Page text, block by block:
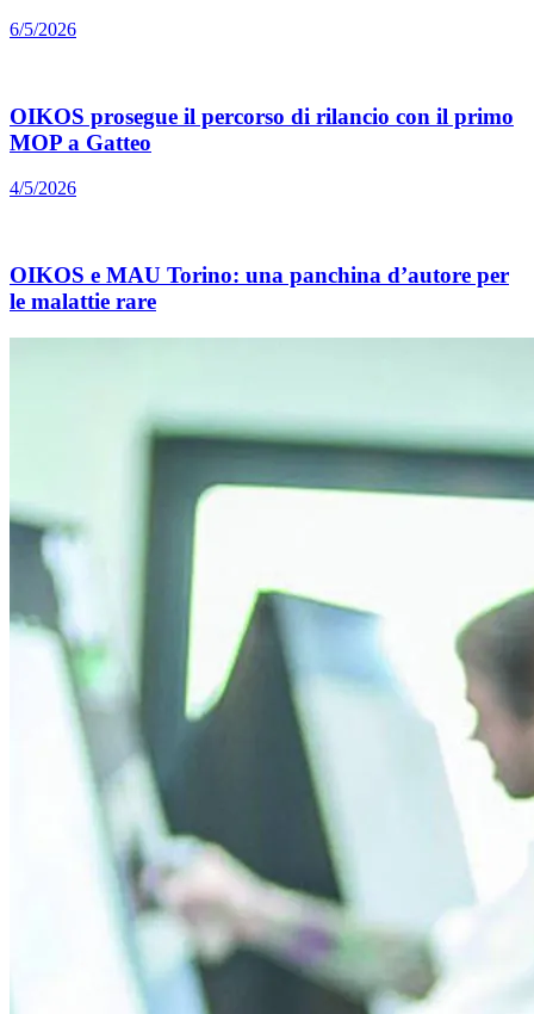
6/5/2026
OIKOS prosegue il percorso di rilancio con il primo
MOP a Gatteo
4/5/2026
OIKOS e MAU Torino: una panchina d’autore per
le malattie rare